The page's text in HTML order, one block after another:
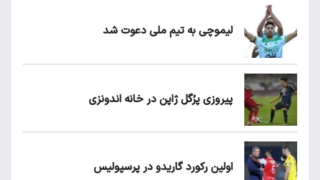
لیموچی به تیم ملی دعوت شد
پیروزی پرُگل ژاپن در خانه اندونزی
اولین رکورد گاریدو در پرسپولیس